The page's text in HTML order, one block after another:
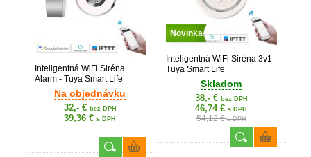
Inteligentná WiFi Siréna
Alarm - Tuya Smart Life
Na objednávku
32,- € bez DPH
39,36 € s DPH
Novinka
Inteligentná WiFi Siréna 3v1 -
Tuya Smart Life
Skladom
38,- € bez DPH
46,74 € s DPH
54,12 €s DPH